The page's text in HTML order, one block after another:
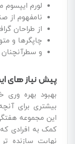
لورم
نامفهوم از
از طراحان
چاپگرها و
و
پیش نیاز های
بهبود بهره وری
بیشتری برای
این مجموعه
کمک به افرادی
نهایت سازنده